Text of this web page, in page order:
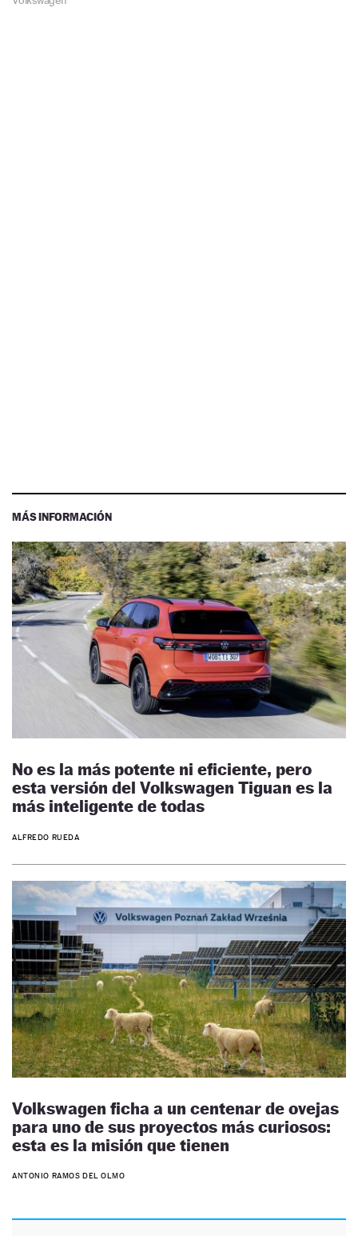
MÁS INFORMACIÓN
No es la más potente ni eficiente, pero
esta versión del Volkswagen Tiguan es la
más inteligente de todas
ALFREDO RUEDA
Volkswagen ficha a un centenar de ovejas
para uno de sus proyectos más curiosos:
esta es la misión que tienen
ANTONIO RAMOS DEL OLMO